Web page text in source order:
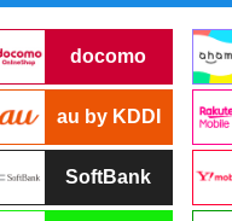
docomo
au by KDDI
SoftBank